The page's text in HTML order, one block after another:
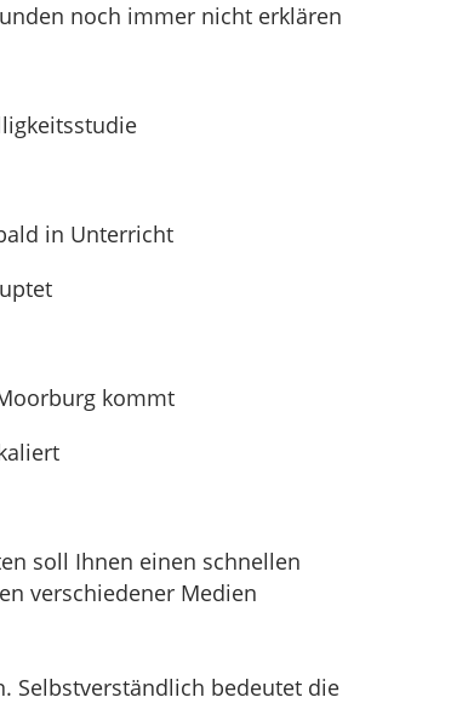
noch immer nicht erklären
in Unterricht
kommt
soll Ihnen einen schnellen
verschiedener Medien
Selbstverständlich bedeutet die